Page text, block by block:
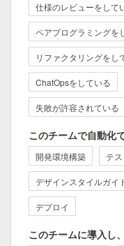
仕様のレビューをして
ペアプログラミングを
リファクタリングをし
ChatOpsをしている
失敗が許容されている
このチームで自動化
開発環境構築 テス
デザインスタイルガイ
デプロイ
このチームに導入し